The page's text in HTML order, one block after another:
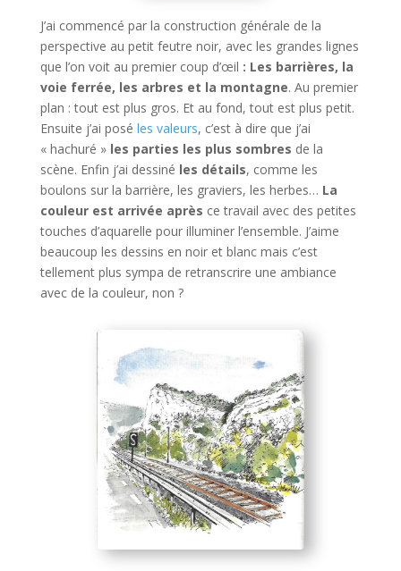
J’ai commencé par la construction générale de la
perspective au petit feutre noir, avec les grandes lignes
que l’on voit au premier coup d’œil : Les barrières, la
voie ferrée, les arbres et la montagne. Au premier
plan : tout est plus gros. Et au fond, tout est plus petit.
Ensuite j’ai posé les valeurs, c’est à dire que j’ai
« hachuré » les parties les plus sombres de la
scène. Enfin j’ai dessiné les détails, comme les
boulons sur la barrière, les graviers, les herbes… La
couleur est arrivée après ce travail avec des petites
touches d’aquarelle pour illuminer l’ensemble. J’aime
beaucoup les dessins en noir et blanc mais c’est
tellement plus sympa de retranscrire une ambiance
avec de la couleur, non ?